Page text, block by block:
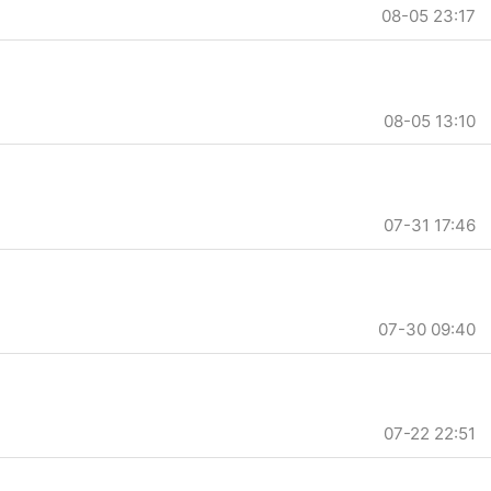
08-05 23:17
08-05 13:10
07-31 17:46
07-30 09:40
07-22 22:51